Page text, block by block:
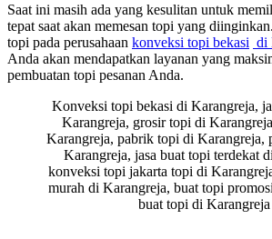
Saat ini masih ada yang kesulitan untuk
tepat saat akan memesan topi yang
topi pada perusahaan konveksi topi bekasi di
Anda akan mendapatkan layanan yang
pembuatan topi pesanan Anda.
Konveksi topi bekasi di Karangreja,
Karangreja, grosir topi di
Karangreja, pabrik topi di Karangreja,
Karangreja, jasa buat topi terdekat
konveksi topi jakarta topi di
murah di Karangreja, buat topi
buat topi di Karangreja